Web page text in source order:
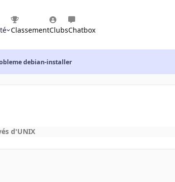
ClassementClubsChatbox
debian-installer
d'UNIX